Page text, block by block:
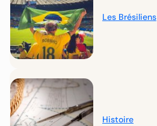
Les Brésiliens
Histoire